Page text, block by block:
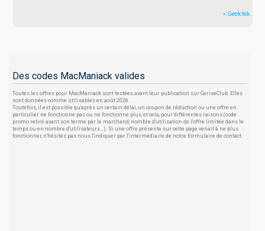
» Geek tek
Des codes MacManiack valides
Toutes les offres pour MacManiack sont testées avant leur publication sur CeriseClub. Elles
sont données comme utilisables en août 2026.
Toutefois, il est possible qu'après un certain délai, un coupon de réduction ou une offre en
particulier ne fonctionne pas ou ne fonctionne plus, et cela, pour différentes raisons (code
promo retiré avant son terme par le marchand, nombre d'utilisation de l'offre limitée dans le
temps ou en nombre d'utilisateurs...). Si une offre présente sur cette page venait à ne plus
fonctionner, n'hésitez pas nous l'indiquer par l'intermédiaire de notre formulaire de contact.